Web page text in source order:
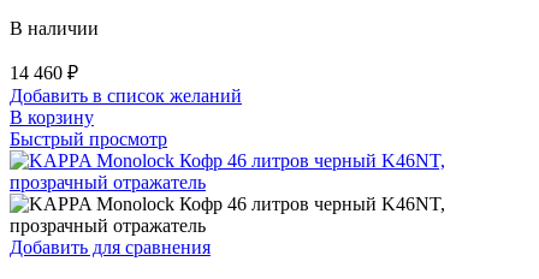
В наличии
14 460 ₽
Добавить в список желаний
В корзину
Быстрый просмотр
Добавить для сравнения